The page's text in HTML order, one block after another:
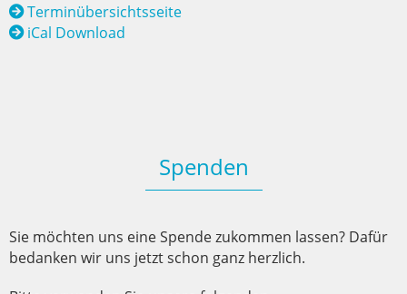
Terminübersichtsseite
iCal Download
Spenden
Sie möchten uns eine Spende zukommen lassen? Dafür
bedanken wir uns jetzt schon ganz herzlich.